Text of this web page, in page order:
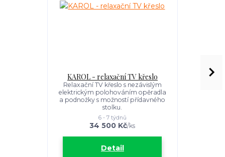
KAROL - relaxační TV křeslo
Relaxační TV křeslo s nezávislým
elektrickým polohováním opěradla
a podnožky s možností přídavného
stolku.
34 500 Kč/ks
6 - 7 týdnů
Detail